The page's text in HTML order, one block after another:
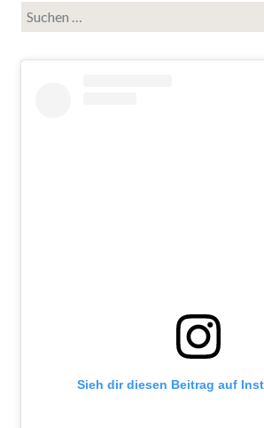
Suche
nach:
Sieh dir diesen Beitrag auf